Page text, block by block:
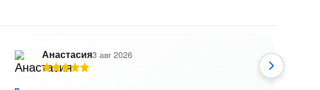
Анастасия3 авг 2026